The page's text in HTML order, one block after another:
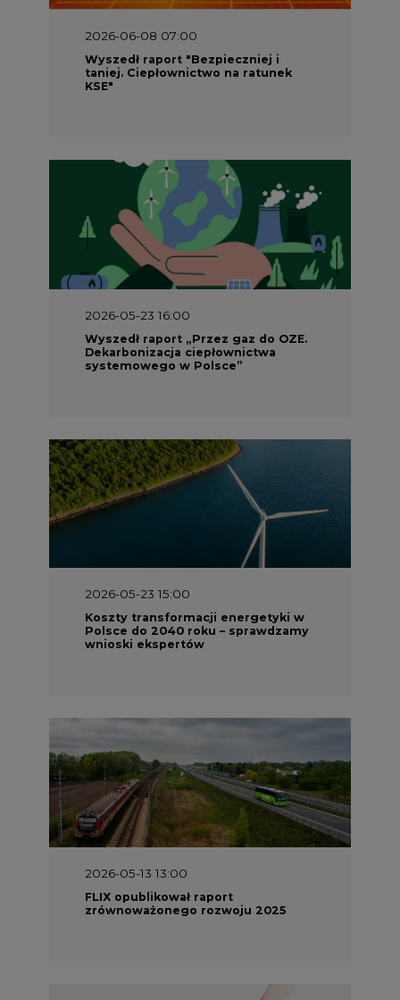
2026-06-08 07:00
Wyszedł raport "Bezpieczniej i
taniej. Ciepłownictwo na ratunek
KSE"
2026-05-23 16:00
Wyszedł raport „Przez gaz do OZE.
Dekarbonizacja ciepłownictwa
systemowego w Polsce”
2026-05-23 15:00
Koszty transformacji energetyki w
Polsce do 2040 roku – sprawdzamy
wnioski ekspertów
2026-05-13 13:00
FLIX opublikował raport
zrównoważonego rozwoju 2025